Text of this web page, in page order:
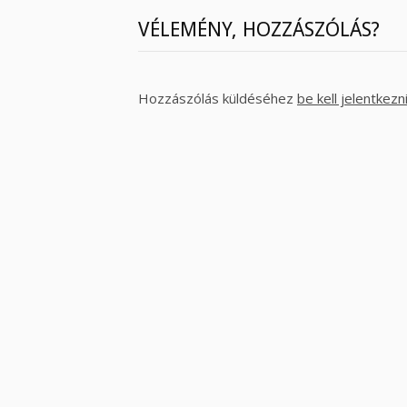
VÉLEMÉNY, HOZZÁSZÓLÁS?
Hozzászólás küldéséhez be kell jelentkezni